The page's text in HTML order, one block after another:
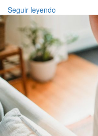
Seguir leyendo